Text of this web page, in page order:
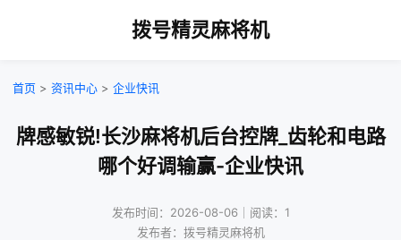
拨号精灵麻将机
首页 > 资讯中心 > 企业快讯
牌感敏锐!长沙麻将机后台控牌_齿轮和电路
哪个好调输赢-企业快讯
发布时间：2026-08-06｜阅读：1
发布者：拨号精灵麻将机